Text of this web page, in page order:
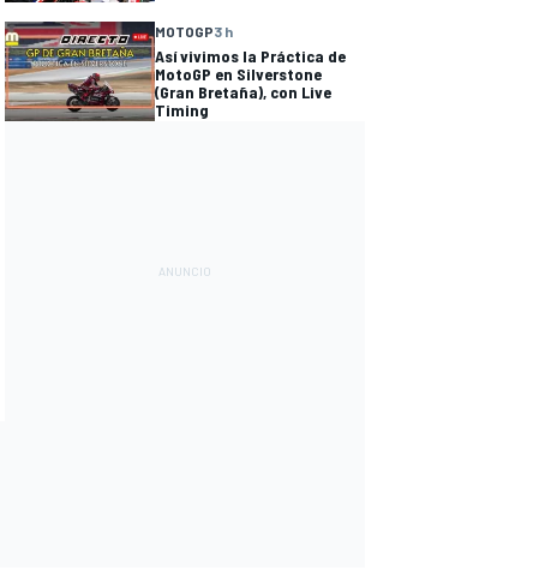
MOTOGP3 h
Así vivimos la Práctica de
MotoGP en Silverstone
(Gran Bretaña), con Live
Timing